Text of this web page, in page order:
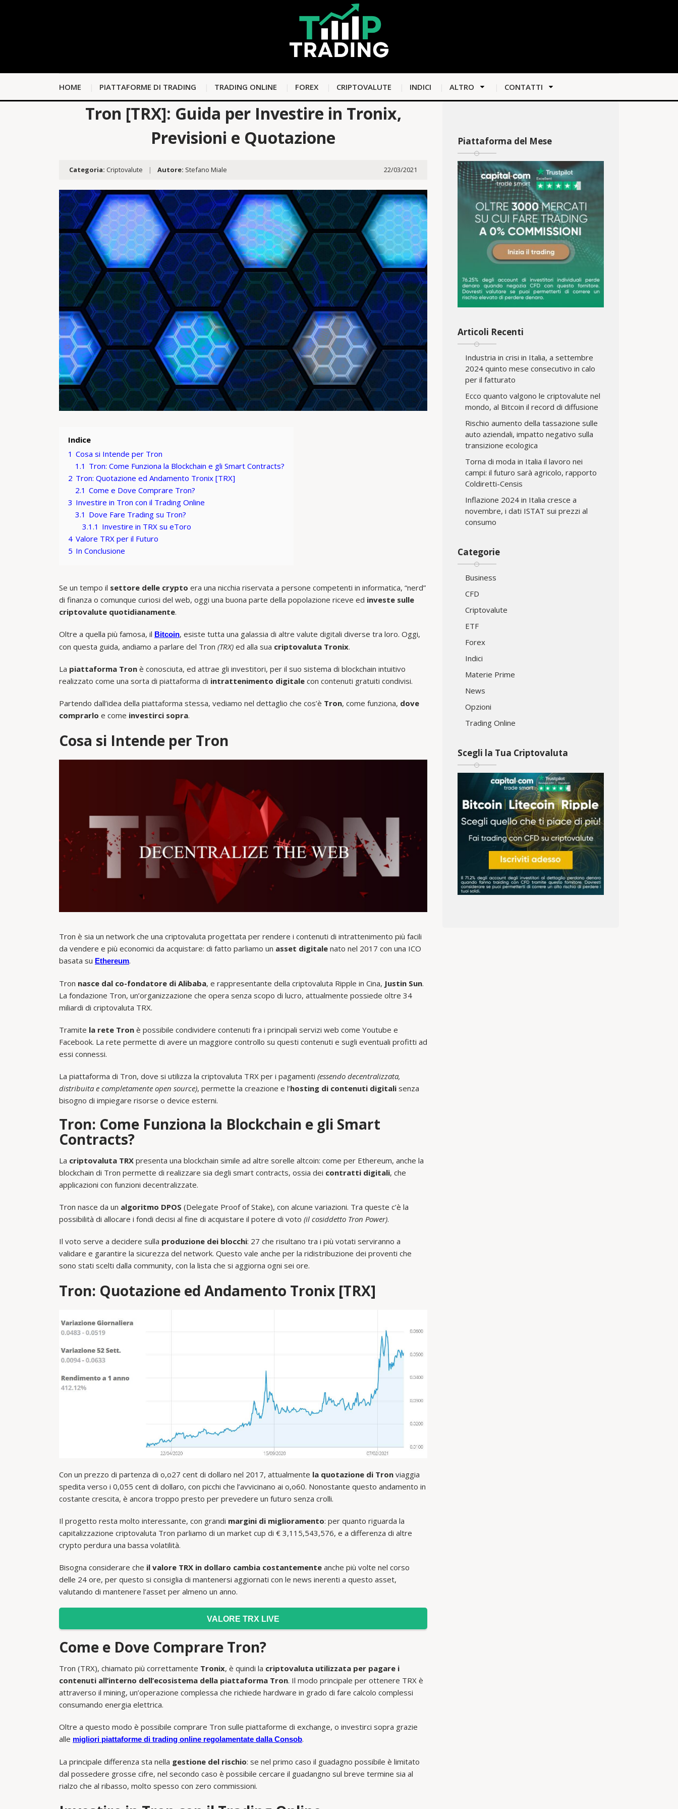
HOME PIATTAFORME DI TRADING TRADING ONLINE FOREX CRIPTOVALUTE INDICI ALTRO CONTATTI
Tron [TRX]: Guida per Investire in Tronix,
Previsioni e Quotazione
Categoria: Criptovalute | Autore: Stefano Miale 22/03/2021
Indice
1 Cosa si Intende per Tron
1.1 Tron: Come Funziona la Blockchain e gli Smart Contracts?
2 Tron: Quotazione ed Andamento Tronix [TRX]
2.1 Come e Dove Comprare Tron?
3 Investire in Tron con il Trading Online
3.1 Dove Fare Trading su Tron?
3.1.1 Investire in TRX su eToro
4 Valore TRX per il Futuro
5 In Conclusione
Se un tempo il settore delle crypto era una nicchia riservata a persone competenti in informatica, “nerd”
di finanza o comunque curiosi del web, oggi una buona parte della popolazione riceve ed investe sulle
criptovalute quotidianamente.
Oltre a quella più famosa, il Bitcoin, esiste tutta una galassia di altre valute digitali diverse tra loro. Oggi,
con questa guida, andiamo a parlare del Tron (TRX) ed alla sua criptovaluta Tronix.
La piattaforma Tron è conosciuta, ed attrae gli investitori, per il suo sistema di blockchain intuitivo
realizzato come una sorta di piattaforma di intrattenimento digitale con contenuti gratuiti condivisi.
Partendo dall’idea della piattaforma stessa, vediamo nel dettaglio che cos’è Tron, come funziona, dove
comprarlo e come investirci sopra.
Cosa si Intende per Tron
Tron è sia un network che una criptovaluta progettata per rendere i contenuti di intrattenimento più facili
da vendere e più economici da acquistare: di fatto parliamo un asset digitale nato nel 2017 con una ICO
basata su Ethereum.
Tron nasce dal co-fondatore di Alibaba, e rappresentante della criptovaluta Ripple in Cina, Justin Sun.
La fondazione Tron, un’organizzazione che opera senza scopo di lucro, attualmente possiede oltre 34
miliardi di criptovaluta TRX.
Tramite la rete Tron è possibile condividere contenuti fra i principali servizi web come Youtube e
Facebook. La rete permette di avere un maggiore controllo su questi contenuti e sugli eventuali profitti ad
essi connessi.
La piattaforma di Tron, dove si utilizza la criptovaluta TRX per i pagamenti (essendo decentralizzata,
distribuita e completamente open source), permette la creazione e l’hosting di contenuti digitali senza
bisogno di impiegare risorse o device esterni.
Tron: Come Funziona la Blockchain e gli Smart
Contracts?
La criptovaluta TRX presenta una blockchain simile ad altre sorelle altcoin: come per Ethereum, anche la
blockchain di Tron permette di realizzare sia degli smart contracts, ossia dei contratti digitali, che
applicazioni con funzioni decentralizzate.
Tron nasce da un algoritmo DPOS (Delegate Proof of Stake), con alcune variazioni. Tra queste c’è la
possibilità di allocare i fondi decisi al fine di acquistare il potere di voto (il cosiddetto Tron Power).
Il voto serve a decidere sulla produzione dei blocchi: 27 che risultano tra i più votati serviranno a
validare e garantire la sicurezza del network. Questo vale anche per la ridistribuzione dei proventi che
sono stati scelti dalla community, con la lista che si aggiorna ogni sei ore.
Tron: Quotazione ed Andamento Tronix [TRX]
Con un prezzo di partenza di o,o27 cent di dollaro nel 2017, attualmente la quotazione di Tron viaggia
spedita verso i 0,055 cent di dollaro, con picchi che l’avvicinano ai o,o60. Nonostante questo andamento in
costante crescita, è ancora troppo presto per prevedere un futuro senza crolli.
Il progetto resta molto interessante, con grandi margini di miglioramento: per quanto riguarda la
capitalizzazione criptovaluta Tron parliamo di un market cup di € 3,115,543,576, e a differenza di altre
crypto perdura una bassa volatilità.
Bisogna considerare che il valore TRX in dollaro cambia costantemente anche più volte nel corso
delle 24 ore, per questo si consiglia di mantenersi aggiornati con le news inerenti a questo asset,
valutando di mantenere l’asset per almeno un anno.
VALORE TRX LIVE
Come e Dove Comprare Tron?
Tron (TRX), chiamato più correttamente Tronix, è quindi la criptovaluta utilizzata per pagare i
contenuti all’interno dell’ecosistema della piattaforma Tron. Il modo principale per ottenere TRX è
attraverso il mining, un’operazione complessa che richiede hardware in grado di fare calcolo complessi
consumando energia elettrica.
Oltre a questo modo è possibile comprare Tron sulle piattaforme di exchange, o investirci sopra grazie
alle migliori piattaforme di trading online regolamentate dalla Consob.
La principale differenza sta nella gestione del rischio: se nel primo caso il guadagno possibile è limitato
dal possedere grosse cifre, nel secondo caso è possibile cercare il guadangno sul breve termine sia al
rialzo che al ribasso, molto spesso con zero commissioni.
Piattaforma del Mese
Articoli Recenti
Industria in crisi in Italia, a settembre
2024 quinto mese consecutivo in calo
per il fatturato
Ecco quanto valgono le criptovalute nel
mondo, al Bitcoin il record di diffusione
Rischio aumento della tassazione sulle
auto aziendali, impatto negativo sulla
transizione ecologica
Torna di moda in Italia il lavoro nei
campi: il futuro sarà agricolo, rapporto
Coldiretti-Censis
Inflazione 2024 in Italia cresce a
novembre, i dati ISTAT sui prezzi al
consumo
Categorie
Business
CFD
Criptovalute
ETF
Forex
Indici
Materie Prime
News
Opzioni
Trading Online
Scegli la Tua Criptovaluta